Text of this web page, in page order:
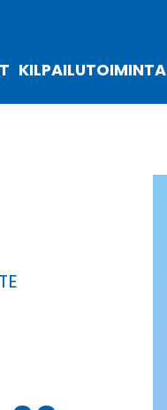
KILPAILUTOIMINTA